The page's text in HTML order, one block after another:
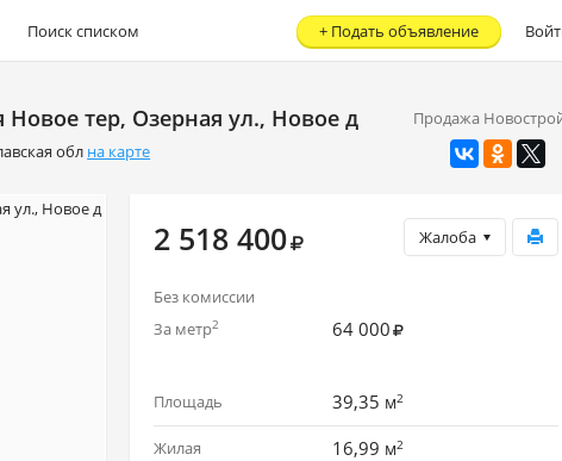
Поиск списком + Подать объявление
Продажа
тер, Озерная ул., Новое д
обл на карте
Жалоба
2 518 400
Без комиссии
За метр2 64 000
Площадь 39,35 м2
Жилая 16,99 м2